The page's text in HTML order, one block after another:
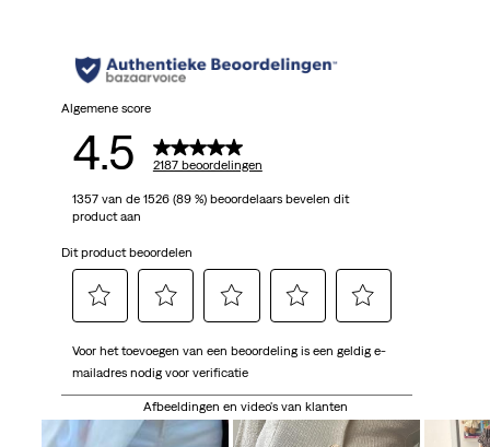
Algemene score
4.5 2187 beoordelingen
1357 van de 1526 (89 %) beoordelaars bevelen dit
product aan
Dit product beoordelen
om
het
te
om
het
artikel
te
om
het
artikel
te
om
artikel
te
om
artikel
te
Voor het toevoegen van een beoordeling is een geldig e-
mailadres nodig voor verificatie
Afbeeldingen en video's van klanten